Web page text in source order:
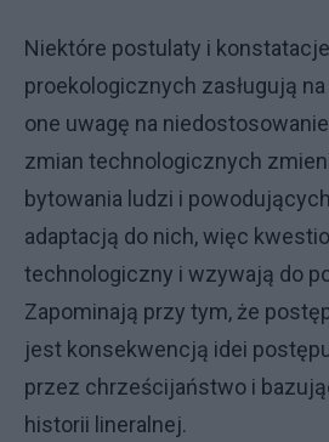
Niektóre postulaty i
proekologicznych zasługują
one uwagę na
zmian technologicznych
bytowania ludzi i
adaptacją do nich, więc
technologiczny i wzywają do
Zapominają przy tym, że
jest konsekwencją idei
przez chrześcijaństwo i
historii lineralnej.